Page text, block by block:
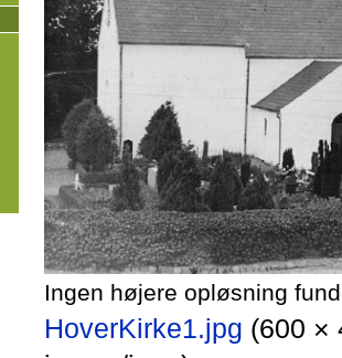
Ingen højere opløsning
HoverKirke1.jpg (600 ×